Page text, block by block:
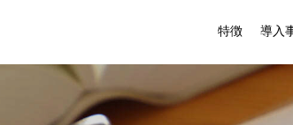
特徴 導入